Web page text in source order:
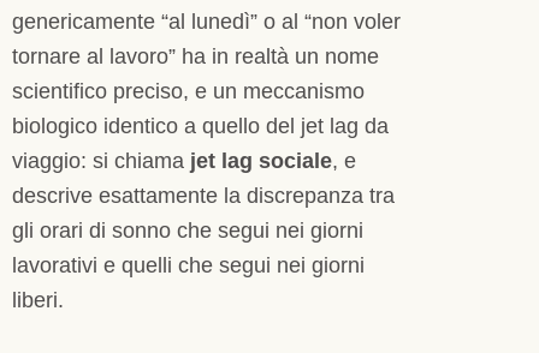
genericamente “al lunedì” o al “non voler
tornare al lavoro” ha in realtà un nome
scientifico preciso, e un meccanismo
biologico identico a quello del jet lag da
viaggio: si chiama jet lag sociale, e
descrive esattamente la discrepanza tra
gli orari di sonno che segui nei giorni
lavorativi e quelli che segui nei giorni
liberi.